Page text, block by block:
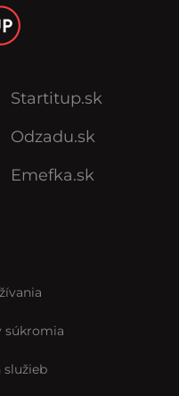
Startitup.sk
Odzadu.sk
Emefka.sk
súkromia